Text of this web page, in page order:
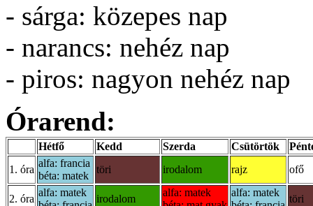
- sárga: közepes nap
- narancs: nehéz nap
- piros: nagyon nehéz nap
Órarend:
Hétfő Kedd Szerda Csütörtök
1. óra
alfa: francia
béta: matek
töri irodalom rajz ofő
2. óra
alfa: matek
irodalom
alfa: matek
alfa: matek
töri